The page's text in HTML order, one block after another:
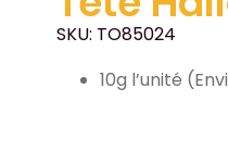
SKU: TO85024
10g l’unité